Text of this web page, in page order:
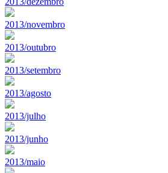
2013/novembro
2013/outubro
2013/setembro
2013/agosto
2013/julho
2013/junho
2013/maio